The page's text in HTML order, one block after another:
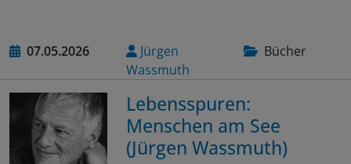
07.05.2026
Jürgen
Wassmuth
Bücher
Lebensspuren:
Menschen am See
(Jürgen Wassmuth)